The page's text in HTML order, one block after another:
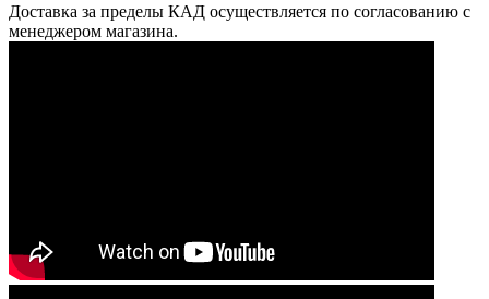
Доставка за пределы КАД осуществляется по согласованию с
менеджером магазина.